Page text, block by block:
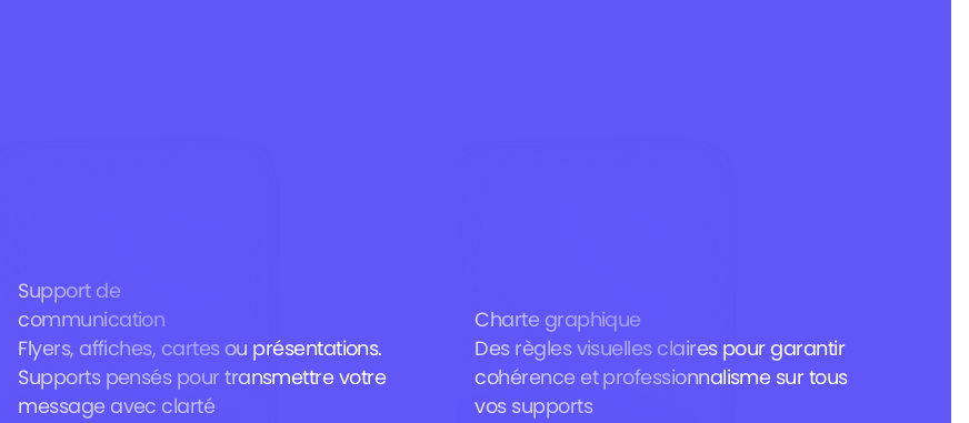
Support de
communication
Flyers, affiches, cartes ou présentations.
Supports pensés pour transmettre votre
message avec clarté
Charte graphique
Des règles visuelles claires pour garantir
cohérence et professionnalisme sur tous
vos supports